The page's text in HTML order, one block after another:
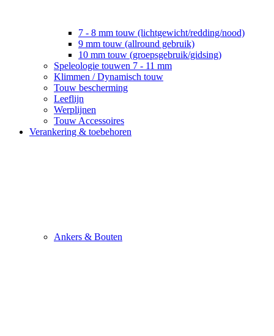
7 - 8 mm touw (lichtgewicht/redding/nood)
9 mm touw (allround gebruik)
10 mm touw (groepsgebruik/gidsing)
Speleologie touwen 7 - 11 mm
Klimmen / Dynamisch touw
Touw bescherming
Leeflijn
Werplijnen
Touw Accessoires
Verankering & toebehoren
Ankers & Bouten